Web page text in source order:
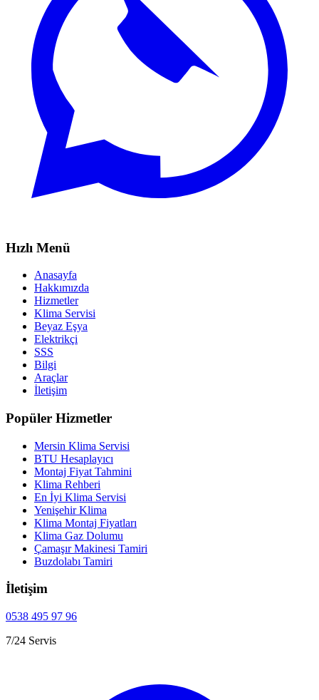
Hızlı Menü
Anasayfa
Hakkımızda
Hizmetler
Klima Servisi
Beyaz Eşya
Elektrikçi
SSS
Bilgi
Araçlar
İletişim
Popüler Hizmetler
Mersin Klima Servisi
BTU Hesaplayıcı
Montaj Fiyat Tahmini
Klima Rehberi
En İyi Klima Servisi
Yenişehir Klima
Klima Montaj Fiyatları
Klima Gaz Dolumu
Çamaşır Makinesi Tamiri
Buzdolabı Tamiri
İletişim
0538 495 97 96
7/24 Servis